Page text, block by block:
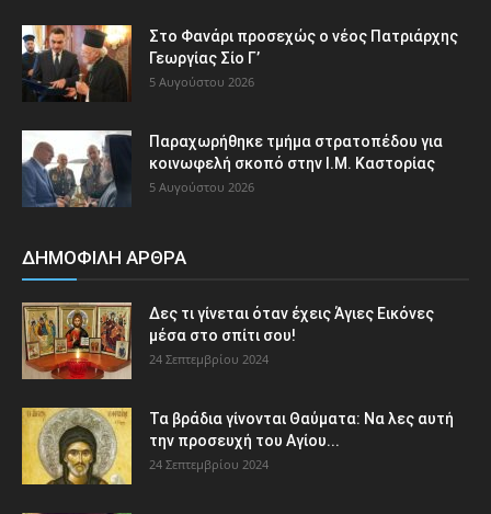
Στο Φανάρι προσεχώς ο νέος Πατριάρχης
Γεωργίας Σίο Γ’
5 Αυγούστου 2026
Παραχωρήθηκε τμήμα στρατοπέδου για
κοινωφελή σκοπό στην Ι.Μ. Καστορίας
5 Αυγούστου 2026
ΔΗΜΟΦΙΛΗ ΑΡΘΡΑ
Δες τι γίνεται όταν έχεις Άγιες Εικόνες
μέσα στο σπίτι σου!
24 Σεπτεμβρίου 2024
Τα βράδια γίνονται Θαύματα: Να λες αυτή
την προσευχή του Αγίου...
24 Σεπτεμβρίου 2024